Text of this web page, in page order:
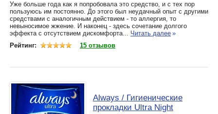
Уже больше года как я попробовала это средство, и с тех пор
пользуюсь им постоянно. До этого был неудачный опыт с другими
средствами с аналогичным действием - то аллергия, то
невыносимое жжение. И наконец - здесь сочетание долгого
эффекта с отсутствием дискомфорта... Читать далее »
Рейтинг:
15 отзывов
Always / Гигиенические
прокладки Ultra Night